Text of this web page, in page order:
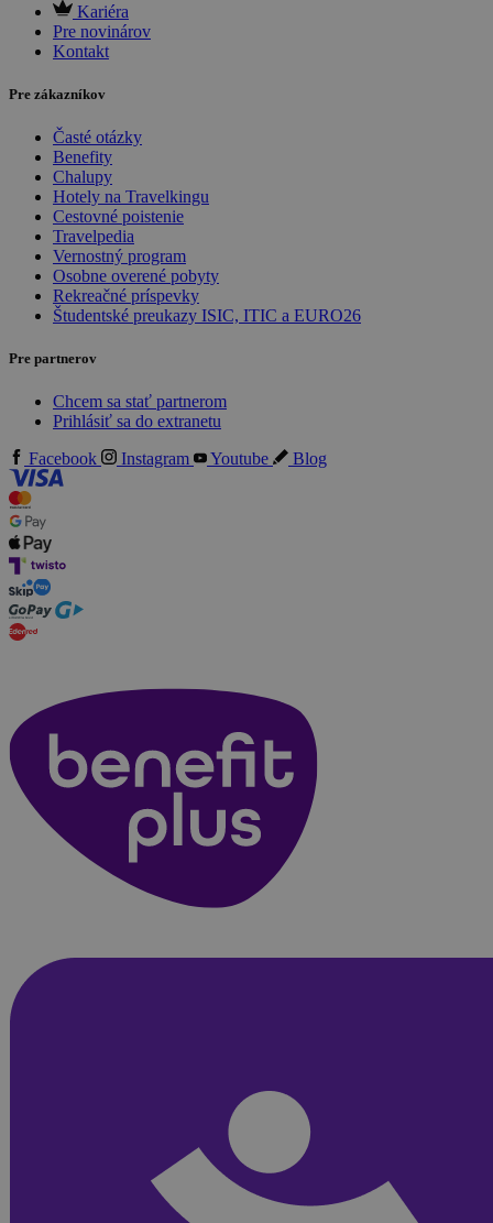
Kariéra
Pre novinárov
Kontakt
Pre zákazníkov
Časté otázky
Benefity
Chalupy
Hotely na Travelkingu
Cestovné poistenie
Travelpedia
Vernostný program
Osobne overené pobyty
Rekreačné príspevky
Študentské preukazy ISIC, ITIC a EURO26
Pre partnerov
Chcem sa stať partnerom
Prihlásiť sa do extranetu
Facebook
Instagram Youtube Blog